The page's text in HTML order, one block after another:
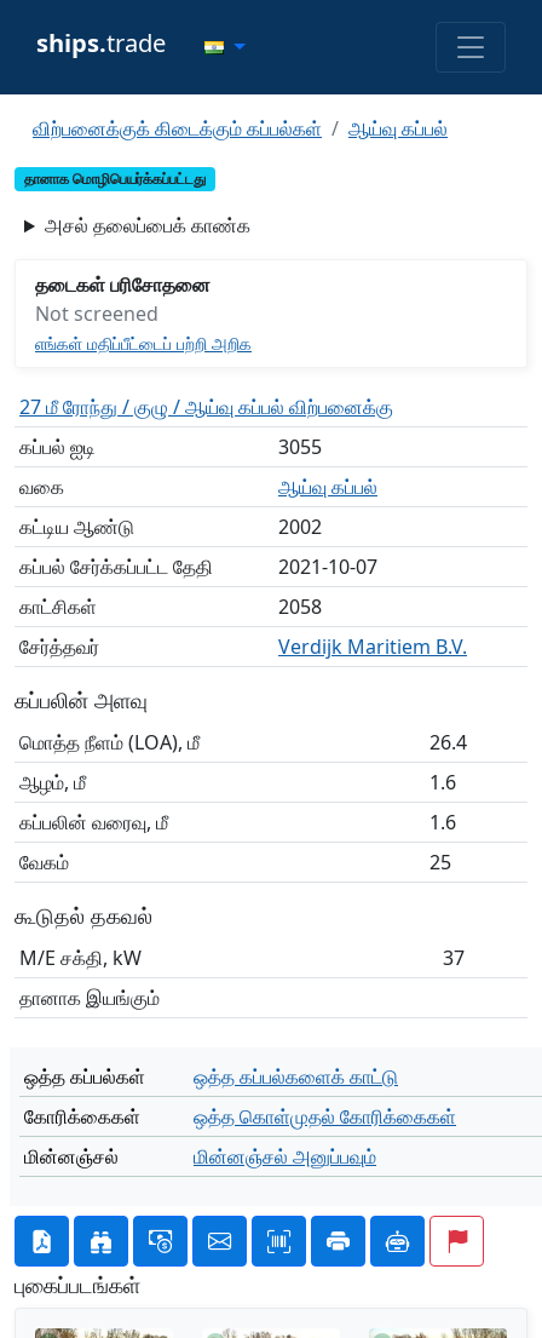
ships.trade
விற்பனைக்குக் கிடைக்கும் கப்பல்கள் ஆய்வு கப்பல்
தானாக மொழிபெயர்க்கப்பட்டது
அசல் தலைப்பைக் காண்க
தடைகள் பரிசோதனை
Not screened
எங்கள் மதிப்பீட்டைப் பற்றி அறிக
27 மீ ரோந்து / குழு / ஆய்வு கப்பல் விற்பனைக்கு
கப்பல் ஐடி
3055
வகை
ஆய்வு கப்பல்
கட்டிய ஆண்டு
2002
கப்பல் சேர்க்கப்பட்ட தேதி
2021-10-07
காட்சிகள்
2058
சேர்த்தவர்
Verdijk Maritiem B.V.
கப்பலின் அளவு
மொத்த நீளம் (LOA), மீ
26.4
ஆழம், மீ
1.6
கப்பலின் வரைவு, மீ
1.6
வேகம்
25
கூடுதல் தகவல்
M/E சக்தி, kW
37
தானாக இயங்கும்
ஒத்த கப்பல்கள்
ஒத்த கப்பல்களைக் காட்டு
கோரிக்கைகள்
ஒத்த கொள்முதல் கோரிக்கைகள்
மின்னஞ்சல்
மின்னஞ்சல் அனுப்பவும்
புகைப்படங்கள்